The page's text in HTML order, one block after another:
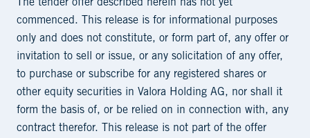
The tender offer described herein has not yet
commenced. This release is for informational purposes
only and does not constitute, or form part of, any offer or
invitation to sell or issue, or any solicitation of any offer,
to purchase or subscribe for any registered shares or
other equity securities in Valora Holding AG, nor shall it
form the basis of, or be relied on in connection with, any
contract therefor. This release is not part of the offer